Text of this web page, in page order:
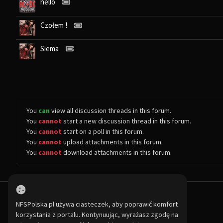
Czołem !
Siema
You can view all discussion threads in this forum.
You cannot start a new discussion thread in this forum.
You cannot start on a poll in this forum.
You cannot upload attachments in this forum.
You cannot download attachments in this forum.
NFSPolska.pl używa ciasteczek, aby poprawić komfort
korzystania z portalu. Kontynuując, wyrażasz zgodę na